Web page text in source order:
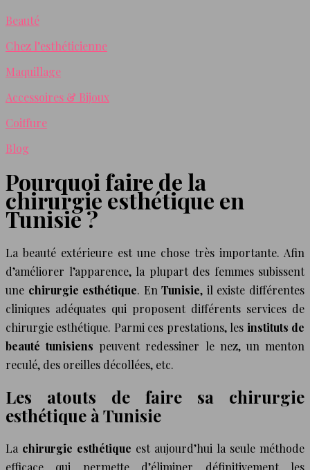
Beauté
Chez l’esthéticienne
Maquillage
Accessoires & Bijoux
Coiffure
Blog
Pourquoi faire de la
chirurgie esthétique en
Tunisie ?
La beauté extérieure est une chose très importante. Afin
d’améliorer l’apparence, la plupart des femmes subissent
une chirurgie esthétique. EnTunisie, il existe différentes
cliniques adéquates qui proposent différents services de
chirurgie esthétique. Parmi ces prestations, les instituts de
beauté tunisiens peuvent redessiner le nez, un menton
reculé, des oreilles décollées, etc.
Les atouts de faire sa chirurgie
esthétique à Tunisie
La chirurgie esthétique est aujourd’hui la seule méthode
efficace qui permette d’éliminer définitivement les